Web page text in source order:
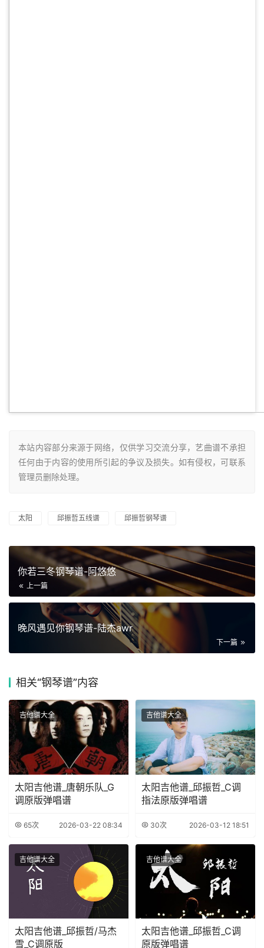
本站内容部分来源于网络，仅供学习交流分享，艺曲谱不承担
任何由于内容的使用所引起的争议及损失。如有侵权，可联系
管理员删除处理。
太阳 邱振哲五线谱 邱振哲钢琴谱
你若三冬钢琴谱-阿悠悠
上一篇
晚风遇见你钢琴谱-陆杰awr
下一篇
相关“钢琴谱”内容
吉他谱大全
太阳吉他谱_唐朝乐队_G
调原版弹唱谱
65次 2026-03-22 08:34
吉他谱大全
太阳吉他谱_邱振哲_C调
指法原版弹唱谱
30次 2026-03-12 18:51
吉他谱大全
太阳吉他谱_邱振哲/马杰
雪_C调原版
吉他谱大全
太阳吉他谱_邱振哲_C调
原版弹唱谱